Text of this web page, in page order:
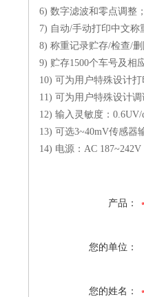
6) 数字滤波和零点调整
7) 自动/手动打印中文称
8) 称重记录贮存/检查/
9) 贮存1500个车号及相
10) 可为用户特殊设计
11) 可为用户特殊设计
12) 输入灵敏度：0.6UV/
13) 可选3~40mV传感器
14) 电源：AC 187~242V
产品：
您的单位：
您的姓名：